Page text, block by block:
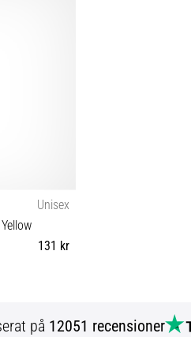
Unisex
131 kr
på 12051 recensioner